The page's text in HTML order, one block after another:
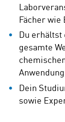
Fächer wie
Du
gesamte
Dein
sowie